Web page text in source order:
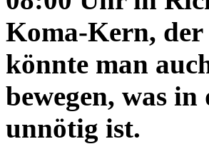
Koma-Kern,
könnte man
bewegen, was in
unnötig